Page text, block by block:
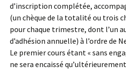
d’inscription complétée,
(un chèque de la totalité ou trois
pour chaque trimestre, dont l’un
d’adhésion annuelle) à l’ordre de
Le premier cours étant « sans
ne sera encaissé